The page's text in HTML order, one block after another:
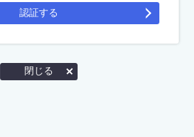
認証する
閉じる